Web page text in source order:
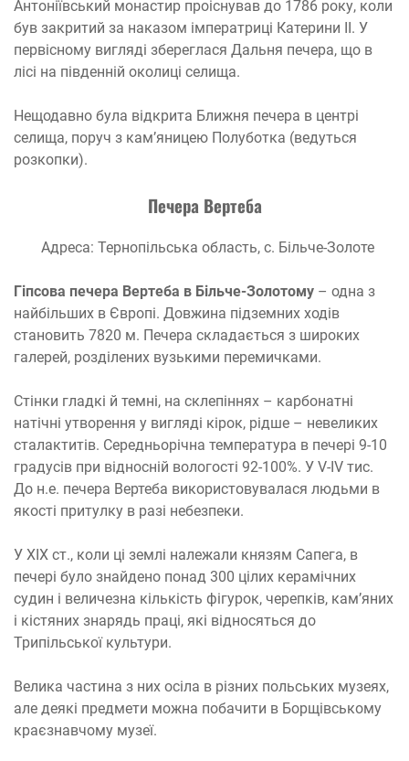
Антоніївський монастир проіснував до 1786 року, коли
був закритий за наказом імператриці Катерини II. У
первісному вигляді збереглася Дальня печера, що в
лісі на південній околиці селища.
Нещодавно була відкрита Ближня печера в центрі
селища, поруч з кам’яницею Полуботка (ведуться
розкопки).
Печера Вертеба
Адреса: Тернопільська область, с. Більче-Золоте
Гіпсова печера Вертеба в Більче-Золотому – одна з
найбільших в Європі. Довжина підземних ходів
становить 7820 м. Печера складається з широких
галерей, розділених вузькими перемичками.
Стінки гладкі й темні, на склепіннях – карбонатні
натічні утворення у вигляді кірок, рідше – невеликих
сталактитів. Середньорічна температура в печері 9-10
градусів при відносній вологості 92-100%. У V-IV тис.
До н.е. печера Вертеба використовувалася людьми в
якості притулку в разі небезпеки.
У XIX ст., коли ці землі належали князям Сапега, в
печері було знайдено понад 300 цілих керамічних
судин і величезна кількість фігурок, черепків, кам’яних
і кістяних знарядь праці, які відносяться до
Трипільської культури.
Велика частина з них осіла в різних польських музеях,
але деякі предмети можна побачити в Борщівському
краєзнавчому музеї.